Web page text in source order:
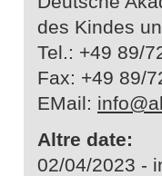
des Kindes
Tel.: +49 89/
Fax: +49 89/
EMail:
Altre date:
02/04/2023 -